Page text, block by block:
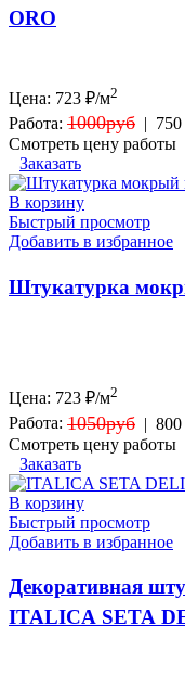
ORO
Цена: 723 ₽/м2
Работа: 1000руб |
Смотреть цену работы
Заказать
В корзину
Быстрый просмотр
Добавить в избранное
Штукатурка
Цена: 723 ₽/м2
Работа: 1050руб |
Смотреть цену работы
Заказать
В корзину
Быстрый просмотр
Добавить в избранное
Декоративная
ITALICA SETA